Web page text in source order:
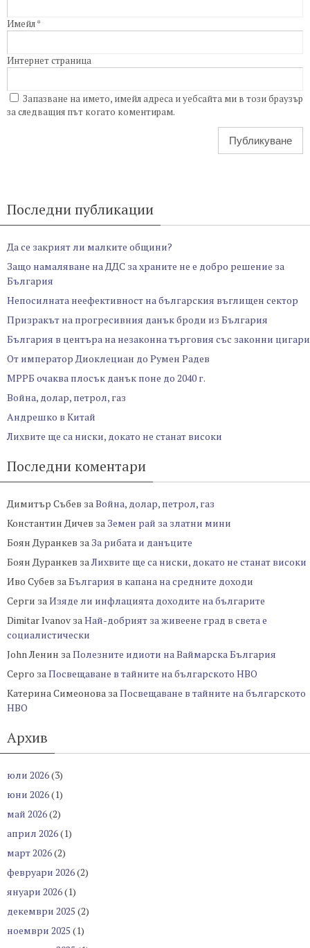
Имейл*
Интернет страница
Запазване на името, имейл адреса и уебсайта ми в този браузър
за следващия път когато коментирам.
Последни публикации
Да се закрият ли малките общини?
Защо намаляване на ДДС за храните не е добро решение за
България
Непосилната неефективност на българския въглищен сектор
Призракът на прогресивния данък броди из България
България в центъра на незаконна търговия със законни цигари
От император Диоклециан до Румен Радев
МРРБ очаква плосък данък поне до 2040 г.
Война, долар, петрол, газ
Андрешко в Китай
Лихвите ще са ниски, докато не станат високи
Последни коментари
Димитър Събев заВойна, долар, петрол, газ
Константин Дичев за Земен рай за златни мини
Боян Дуранкев за За рибата и данъците
Боян Дуранкев заЛихвите ще са ниски, докато не станат високи
Иво Субев заБългария в капана на средните доходи
Серги заИзяде ли инфлацията доходите на българите
Dimitar Ivanov заНай-добрият за живеене град в света е
социалистически
John Ленин заПолезните идиоти на Ваймарска България
Серго заПосвещаване в тайните на българското НВО
Катерина Симеонова заПосвещаване в тайните на българското
НВО
Архив
юли 2026(3)
юни 2026(1)
май 2026(2)
април 2026(1)
март 2026(2)
февруари 2026(2)
януари 2026(1)
декември 2025 (2)
ноември 2025 (1)